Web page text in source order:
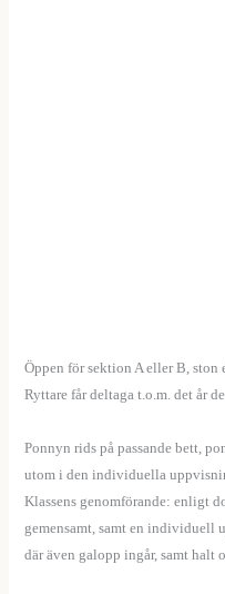
Öppen för sektion A eller B, ston
Ryttare får deltaga t.o.m. det år
Ponnyn rids på passande bett,
utom i den individuella
Klassens genomförande: enligt
gemensamt, samt en individuell
där även galopp ingår, samt halt